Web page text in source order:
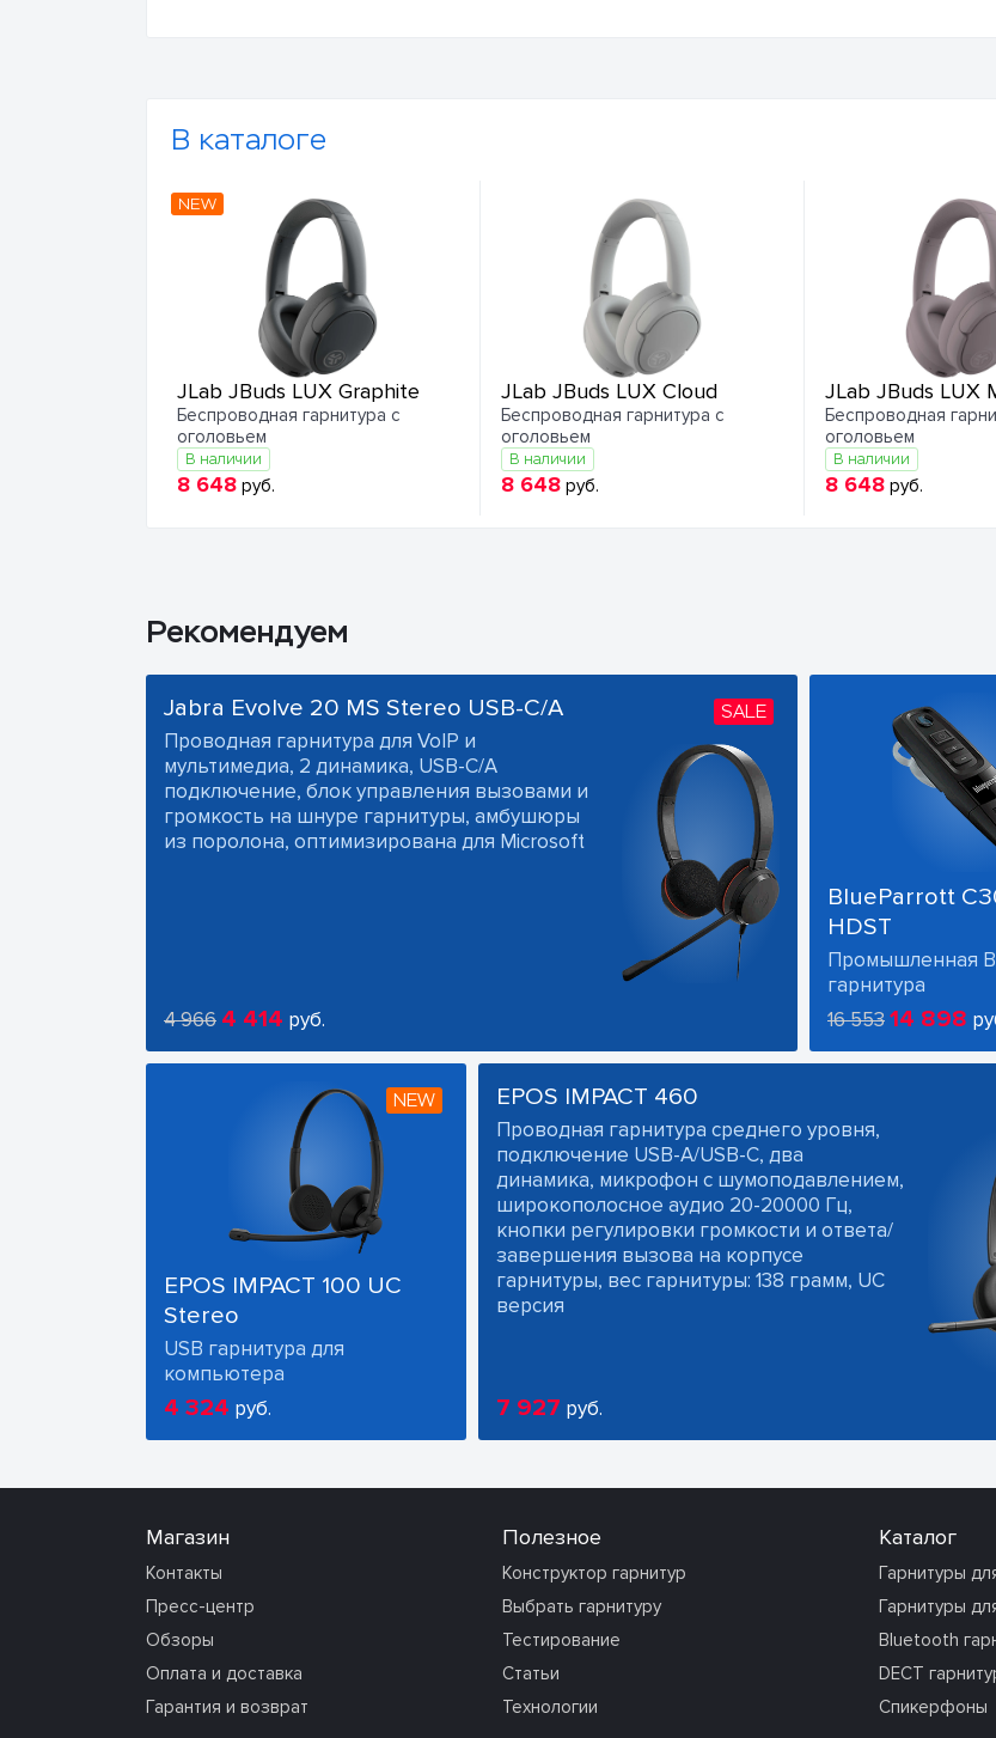
В каталоге
NEW
JLab JBuds LUX Graphite
Беспроводная гарнитура с
оголовьем
В наличии
8 648 руб.
JLab JBuds LUX Cloud
Беспроводная гарнитура с
оголовьем
В наличии
8 648руб.
JLab JBuds LUX
Беспроводная
оголовьем
В наличии
8 648руб.
Рекомендуем
SALE
Jabra Evolve 20 MS Stereo USB-C/A
Проводная гарнитура для VoIP и
мультимедиа, 2 динамика, USB-C/A
подключение, блок управления вызовами и
громкость на шнуре гарнитуры, амбушюры
из поролона, оптимизирована для Microsoft
4 966 4 414 руб.
EPOS IMPACT 460
Проводная гарнитура среднего уровня,
подключение USB-A/USB-C, два
динамика, микрофон с шумоподавлением,
широкополосное аудио 20-20000 Гц,
кнопки регулировки громкости и ответа/
завершения вызова на корпусе
гарнитуры, вес гарнитуры: 138 грамм, UC
версия
7 927 руб.
BlueParrott
HDST
Промышленная
гарнитура
16 55314 898
NEW
EPOS IMPACT 100 UC
Stereo
USB гарнитура для
компьютера
4 324 руб.
Магазин
Контакты
Пресс-центр
Обзоры
Оплата и доставка
Гарантия и возврат
Полезное
Конструктор гарнитур
Выбрать гарнитуру
Тестирование
Статьи
Технологии
Каталог
Гарнитуры
Гарнитуры
Bluetooth
DECT
Спикерфоны